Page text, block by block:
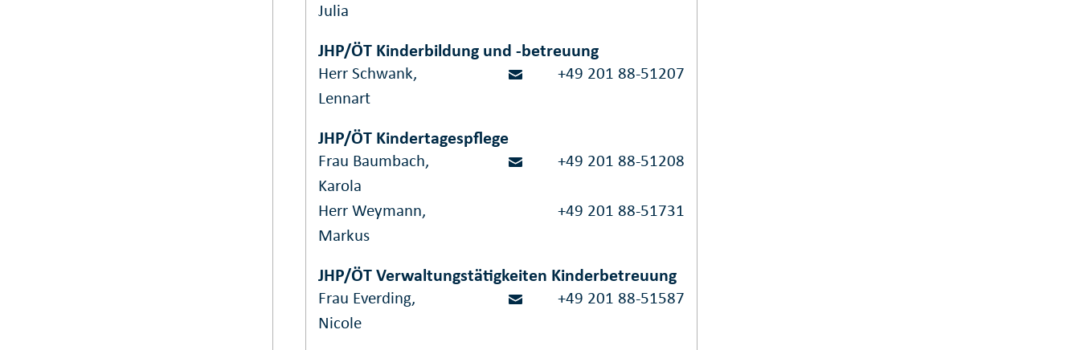
Julia
JHP/ÖT Kinderbildung und -betreuung
Herr Schwank,
Lennart
+49 201 88-51207
JHP/ÖT Kindertagespflege
Frau Baumbach,
Karola
+49 201 88-51208
Herr Weymann,
Markus
+49 201 88-51731
JHP/ÖT Verwaltungstätigkeiten Kinderbetreuung
Frau Everding,
Nicole
+49 201 88-51587